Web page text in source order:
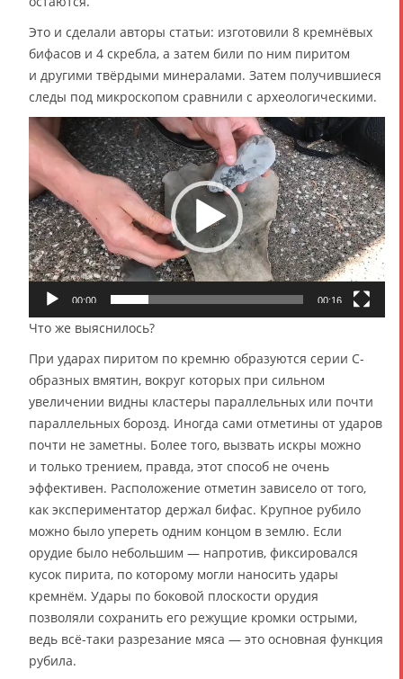
Это и сделали авторы статьи: изготовили 8 кремнёвых
бифасов и 4 скребла, а затем били по ним пиритом
и другими твёрдыми минералами. Затем получившиеся
следы под микроскопом сравнили с археологическими.
В
и
д
е
о
п
л
е
р
00:00 00:16
Что же выяснилось?
При ударах пиритом по кремню образуются серии С-
образных вмятин, вокруг которых при сильном
увеличении видны кластеры параллельных или почти
параллельных борозд. Иногда сами отметины от ударов
почти не заметны. Более того, вызвать искры можно
и только трением, правда, этот способ не очень
эффективен. Расположение отметин зависело от того,
как экспериментатор держал бифас. Крупное рубило
можно было упереть одним концом в землю. Если
орудие было небольшим — напротив, фиксировался
кусок пирита, по которому могли наносить удары
кремнём. Удары по боковой плоскости орудия
позволяли сохранить его режущие кромки острыми,
ведь всё-таки разрезание мяса — это основная функция
рубила.